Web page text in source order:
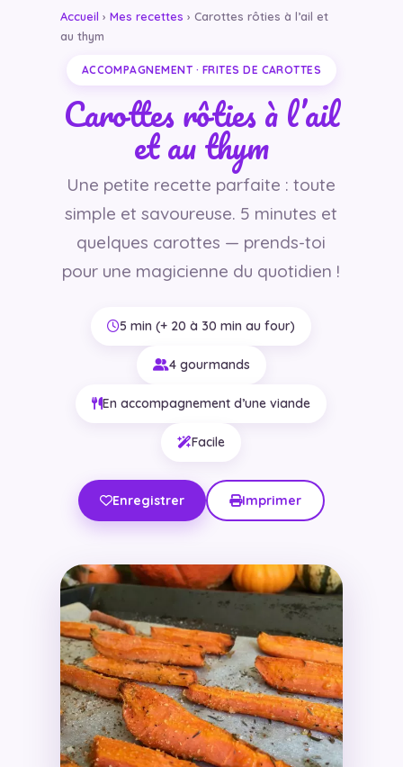
Accueil › Mes recettes › Carottes rôties à l’ail et
au thym
ACCOMPAGNEMENT · FRITES DE CAROTTES
Carottes rôties à l’ail
et au thym
Une petite recette parfaite : toute
simple et savoureuse. 5 minutes et
quelques carottes — prends-toi
pour une magicienne du quotidien !
5 min (+ 20 à 30 min au four)
4 gourmands
En accompagnement d’une viande
Facile
Enregistrer Imprimer